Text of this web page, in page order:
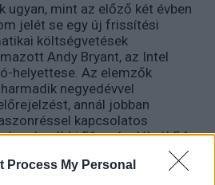
Process My Personal
ugyan, mint az előző két évben
jelét se egy új frissítési
költségvetések
Andy Bryant, az Intel
helyettese. Az elemzők
negyedévvel
annál jobban
kapcsolatos
a korábbi 51 százalékról 54
harmadik negyedév, mind a